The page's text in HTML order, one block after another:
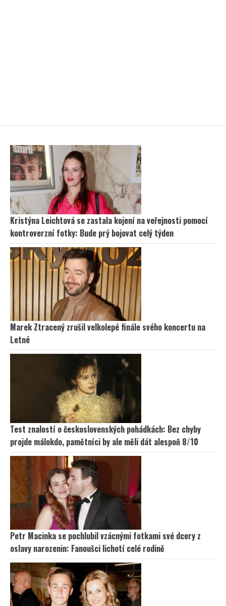
Kristýna Leichtová se zastala kojení na veřejnosti pomocí
kontroverzní fotky: Bude prý bojovat celý týden
Marek Ztracený zrušil velkolepé finále svého koncertu na
Letné
Test znalostí o československých pohádkách: Bez chyby
projde málokdo, pamětníci by ale měli dát alespoň 8/10
Petr Macinka se pochlubil vzácnými fotkami své dcery z
oslavy narozenin: Fanoušci lichotí celé rodině